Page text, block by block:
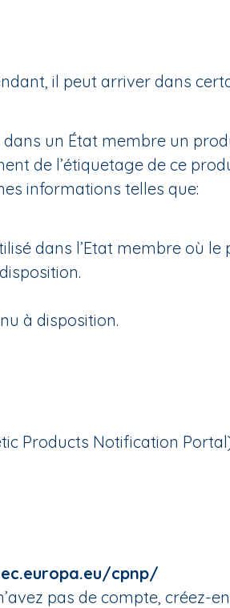
il peut arriver dans
un État membre un
de l’étiquetage de ce
informations telles que:
dans l’Etat membre où
à disposition.
Products Notification
cpnp/
pas de compte, créez-